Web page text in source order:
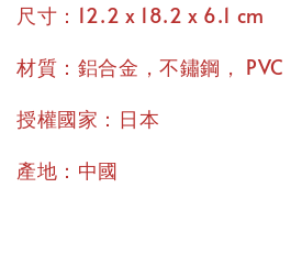
尺寸：12.2 x 18.2 x 6.1 cm
材質：鋁合金，不鏽鋼， PVC
授權國家：日本
產地：中國